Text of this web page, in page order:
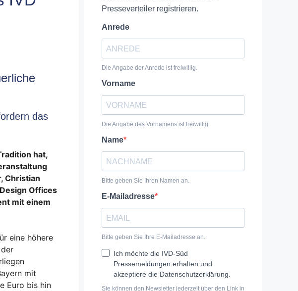
das
hat,
Christian
Offices
mit einem
eine höhere
mit
Euro bis hin